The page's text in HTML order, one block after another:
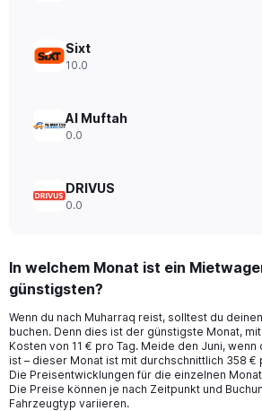
to
Sixt
10.0
Al Muftah
0.0
DRIVUS
0.0
In welchem Monat ist ein
günstigsten?
Wenn du nach Muharraq reist, solltest du
buchen. Denn dies ist der günstigste Monat,
Kosten von 11 € pro Tag. Meide den Juni,
ist – dieser Monat ist mit durchschnittlich 358 €
Die Preisentwicklungen für die einzelnen
Die Preise können je nach Zeitpunkt und
Fahrzeugtyp variieren.